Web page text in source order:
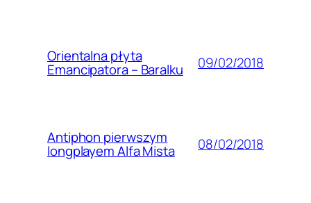
Orientalna płyta
Emancipatora – Baralku 09/02/2018
Antiphon pierwszym
longplayem Alfa Mista 08/02/2018